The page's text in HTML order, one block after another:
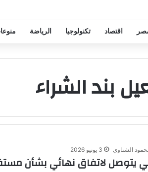
اقتصاد تكنولوجيا الرياضة
بند الشراء
الشناوي 3 يونيو 2026
يتوصل لاتفاق نهائي بشأن